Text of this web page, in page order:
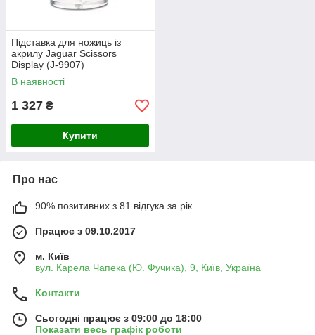
Підставка для ножиць із
акрилу Jaguar Scissors
Display (J-9907)
В наявності
1 327 ₴
Купити
Про нас
90% позитивних з 81 відгука за рік
Працює з 09.10.2017
м. Київ
вул. Карела Чапека (Ю. Фучика), 9, Київ, Україна
Контакти
Сьогодні працює з 09:00 до 18:00
Показати весь графік роботи